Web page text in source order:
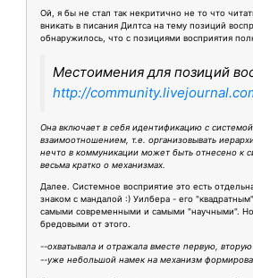
Ой, я бы не стал так некритично не то что
вникать в писания Дилтса на тему позиций
обнаружилось, что с позициями восприятия
Местоимения для позиций
http://
Она включает в себя идентификацию с
взаимоотношением, т.е. организовывать
нечто в коммуникации может быть отнесено к
весьма кратко о механизмах.
Далее. Системное восприятие это есть
знаком с мандалой :) Уилбера - его
самыми современными и самыми "научными".
бредовыми от этого.
--охватывала и отражала вместе первую,
--уже небольшой намек на механизм